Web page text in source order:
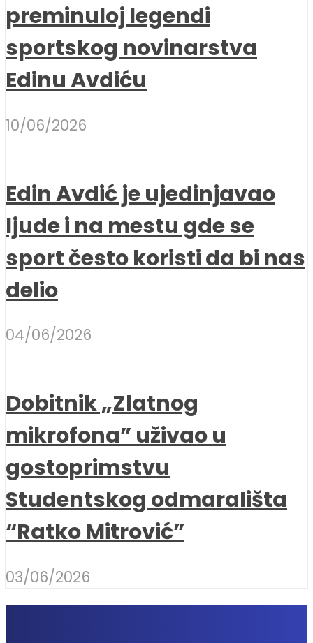
preminuloj legendi
sportskog novinarstva
Edinu Avdiću
10/06/2026
Edin Avdić je ujedinjavao
ljude i na mestu gde se
sport često koristi da bi nas
delio
04/06/2026
Dobitnik „Zlatnog
mikrofona” uživao u
gostoprimstvu
Studentskog odmarališta
“Ratko Mitrović”
03/06/2026